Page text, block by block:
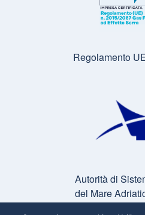
Regolamento
Autorità di
del Mare